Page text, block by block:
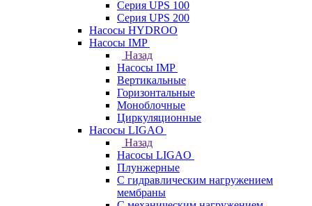
Серия UPS 100
Серия UPS 200
Насосы HYDROO
Насосы IMP
Назад
Насосы IMP
Вертикальные
Горизонтальные
Моноблочные
Циркуляционные
Насосы LIGAO
Назад
Насосы LIGAO
Плунжерные
С гидравлическим нагружением
мембраны